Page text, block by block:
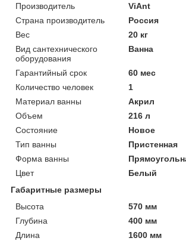
Производитель
ViAnt
Страна производитель
Россия
Вес
20 кг
Вид сантехнического
оборудования
Ванна
Гарантийный срок
60 мес
Количество человек
1
Материал ванны
Акрил
Объем
216 л
Состояние
Новое
Тип ванны
Пристенная
Форма ванны
Цвет
Белый
Габаритные размеры
Высота
570 мм
Глубина
400 мм
Длина
1600 мм